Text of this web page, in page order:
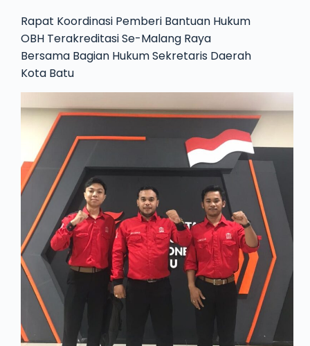
Rapat Koordinasi Pemberi Bantuan Hukum
OBH Terakreditasi Se-Malang Raya
Bersama Bagian Hukum Sekretaris Daerah
Kota Batu